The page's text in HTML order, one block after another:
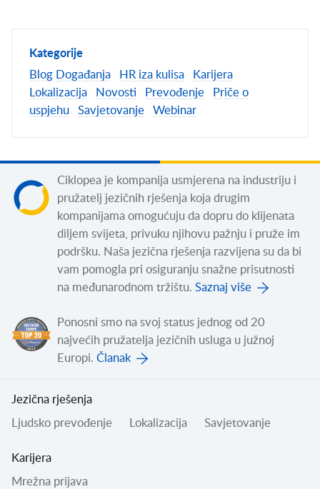
Kategorije
Blog
Događanja HR iza kulisa
Karijera
Lokalizacija
Novosti Prevođenje
Priče o
uspjehu
Savjetovanje Webinar
Ciklopea je kompanija usmjerena na industriju i
pružatelj jezičnih rješenja koja drugim
kompanijama omogućuju da dopru do klijenata
diljem svijeta, privuku njihovu pažnju i pruže im
podršku. Naša jezična rješenja razvijena su da bi
vam pomogla pri osiguranju snažne prisutnosti
na međunarodnom tržištu. Saznaj više
Ponosni smo na svoj status jednog od 20
najvećih pružatelja jezičnih usluga u južnoj
Europi. Članak
Jezična rješenja
Ljudsko prevođenje Lokalizacija Savjetovanje
Karijera
Mrežna prijava